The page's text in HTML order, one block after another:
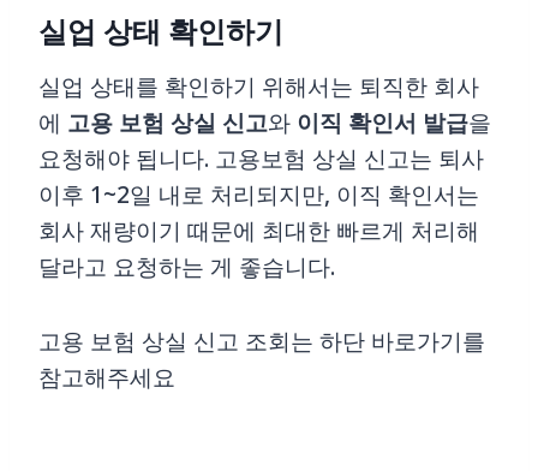
실업 상태 확인하기
실업 상태를 확인하기 위해서는 퇴직한 회사
에 고용 보험 상실 신고와이직 확인서 발급을
요청해야 됩니다. 고용보험 상실 신고는 퇴사
이후 1~2일 내로 처리되지만, 이직 확인서는
회사 재량이기 때문에 최대한 빠르게 처리해
달라고 요청하는 게 좋습니다.
고용 보험 상실 신고 조회는 하단 바로가기를
참고해주세요